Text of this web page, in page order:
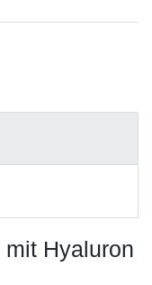
Hyaluron